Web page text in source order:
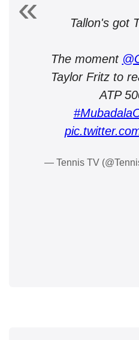
Tallon's got
The moment
Taylor Fritz to
ATP
— Tennis TV